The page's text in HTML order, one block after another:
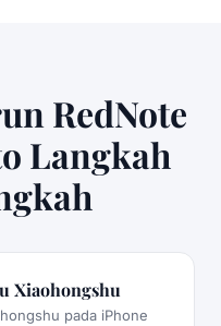
RedNote
Langkah
Xiaohongshu
pada iPhone